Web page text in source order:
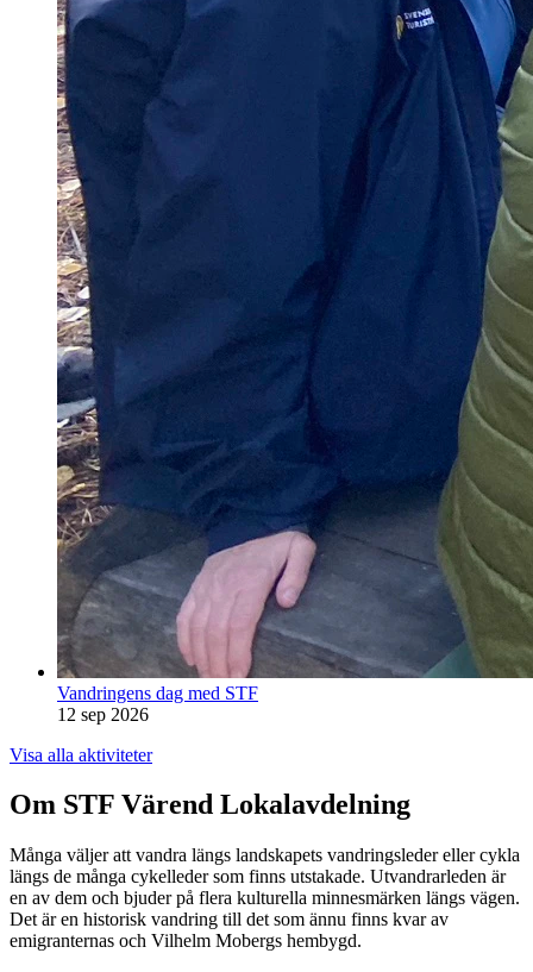
Vandringens dag med STF
12 sep 2026
Visa alla aktiviteter
Om STF Värend Lokalavdelning
Många väljer att vandra längs landskapets vandringsleder eller cykla
längs de många cykelleder som finns utstakade. Utvandrarleden är
en av dem och bjuder på flera kulturella minnesmärken längs vägen.
Det är en historisk vandring till det som ännu finns kvar av
emigranternas och Vilhelm Mobergs hembygd.